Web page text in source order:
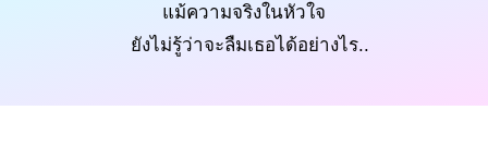
แม้ความจริงในหัวใจ
ยังไม่รู้ว่าจะลืมเธอได้อย่างไร..